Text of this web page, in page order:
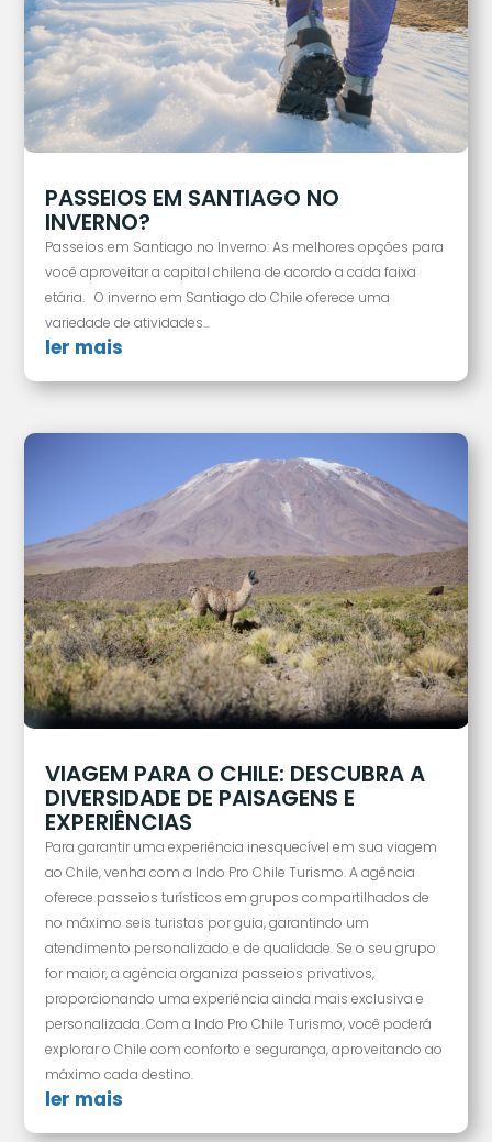
PASSEIOS EM SANTIAGO NO
INVERNO?
Passeios em Santiago no Inverno: As melhores opções para
você aproveitar a capital chilena de acordo a cada faixa
etária. O inverno em Santiago do Chile oferece uma
variedade de atividades...
ler mais
VIAGEM PARA O CHILE: DESCUBRA A
DIVERSIDADE DE PAISAGENS E
EXPERIÊNCIAS
Para garantir uma experiência inesquecível em sua viagem
ao Chile, venha com a Indo Pro Chile Turismo. A agência
oferece passeios turísticos em grupos compartilhados de
no máximo seis turistas por guia, garantindo um
atendimento personalizado e de qualidade. Se o seu grupo
for maior, a agência organiza passeios privativos,
proporcionando uma experiência ainda mais exclusiva e
personalizada. Com a Indo Pro Chile Turismo, você poderá
explorar o Chile com conforto e segurança, aproveitando ao
máximo cada destino.
ler mais